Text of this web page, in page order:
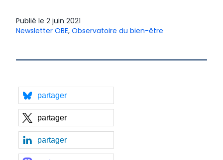
Publié le 2 juin 2021
Newsletter OBE, Observatoire du bien-être
partager
partager
partager